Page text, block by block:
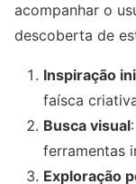
acompanhar o
descoberta de
Inspiração
faísca
Busca visual
ferramentas
Exploração